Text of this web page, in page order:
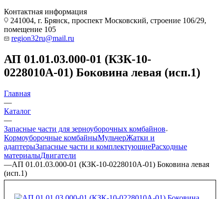
Контактная информация
241004, г. Брянск, проспект Московский, строение 106/29,
помещение 105
region32ru@mail.ru
АП 01.01.03.000-01 (КЗК-10-
0228010А-01) Боковина левая (исп.1)
Главная
—
Каталог
—
Запасные части для зерноуборочных комбайнов
Кормоуборочные комбайныМульчерЖатки и
адаптерыЗапасные части и комплектующиеРасходные
материалыДвигатели
—АП 01.01.03.000-01 (КЗК-10-0228010А-01) Боковина левая
(исп.1)